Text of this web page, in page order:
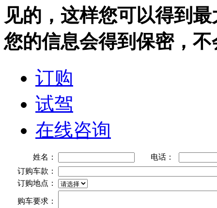
见的，这样您可以得到
您的信息会得到保密，
订购
试驾
在线咨询
姓名：
电话：
订购车款：
订购地点：
购车要求：